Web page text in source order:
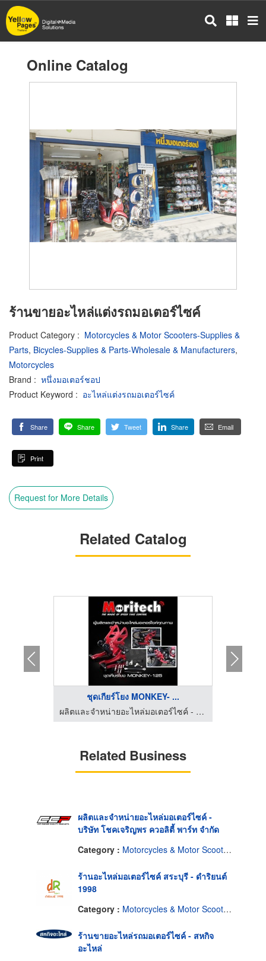
Skip
to
main
Online Catalog
ร้านขายอะไหล่แต่งรถมอเตอร์ไซค์
Product Category : Motorcycles & Motor Scooters-Supplies &
Parts, Bicycles-Supplies & Parts-Wholesale & Manufacturers,
Motorcycles
Brand : หนึ่งมอเตอร์ชอป
Product Keyword : อะไหล่แต่งรถมอเตอร์ไซค์
Share Share Tweet Share Email
Print
Request for More Details
Related Catalog
ชุดเกียร์โยง MONKEY- ...
ผลิตและจำหน่ายอะไหล่มอเตอร์ไซค์ - บริษัท โชคเจริญพร ควอลิตี้ พาร์ท จำกัด
Related Business
ผลิตและจำหน่ายอะไหล่มอเตอร์ไซค์ -
บริษัท โชคเจริญพร ควอลิตี้ พาร์ท จำกัด
Category : Motorcycles & Motor Scooters-Supplies & Parts
ร้านอะไหล่มอเตอร์ไซค์ สระบุรี - ดำริยนต์
1998
Category : Motorcycles & Motor Scooters-Supplies & Parts
ร้านขายอะไหล่รถมอเตอร์ไซค์ - สหกิจ
อะไหล่